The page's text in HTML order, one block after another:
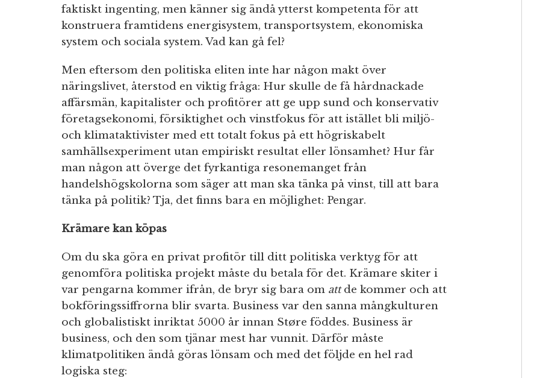
faktiskt ingenting, men känner sig ändå ytterst kompetenta för att
konstruera framtidens energisystem, transportsystem, ekonomiska
system och sociala system. Vad kan gå fel?
Men eftersom den politiska eliten inte har någon makt över
näringslivet, återstod en viktig fråga: Hur skulle de få hårdnackade
affärsmän, kapitalister och profitörer att ge upp sund och konservativ
företagsekonomi, försiktighet och vinstfokus för att istället bli miljö-
och klimataktivister med ett totalt fokus på ett högriskabelt
samhällsexperiment utan empiriskt resultat eller lönsamhet? Hur får
man någon att överge det fyrkantiga resonemanget från
handelshögskolorna som säger att man ska tänka på vinst, till att bara
tänka på politik? Tja, det finns bara en möjlighet: Pengar.
Krämare kan köpas
Om du ska göra en privat profitör till ditt politiska verktyg för att
genomföra politiska projekt måste du betala för det. Krämare skiter i
var pengarna kommer ifrån, de bryr sig bara om attde kommer och att
bokföringssiffrorna blir svarta. Business var den sanna mångkulturen
och globalistiskt inriktat 5000 år innan Støre föddes. Business är
business, och den som tjänar mest har vunnit. Därför måste
klimatpolitiken ändå göras lönsam och med det följde en hel rad
logiska steg: